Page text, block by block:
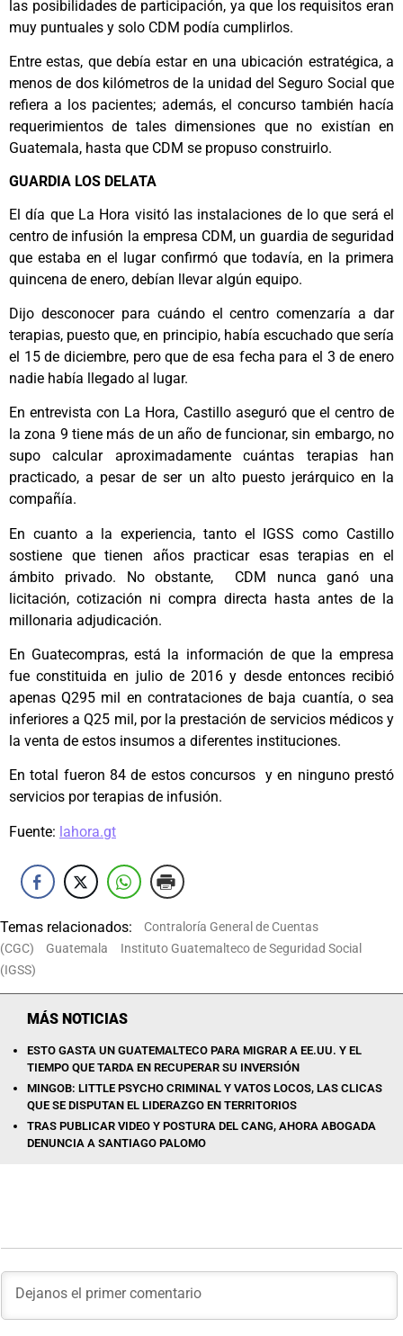
las posibilidades de participación, ya que los requisitos eran
muy puntuales y solo CDM podía cumplirlos.
Entre estas, que debía estar en una ubicación estratégica, a
menos de dos kilómetros de la unidad del Seguro Social que
refiera a los pacientes; además, el concurso también hacía
requerimientos de tales dimensiones que no existían en
Guatemala, hasta que CDM se propuso construirlo.
GUARDIA LOS DELATA
El día que La Hora visitó las instalaciones de lo que será el
centro de infusión la empresa CDM, un guardia de seguridad
que estaba en el lugar confirmó que todavía, en la primera
quincena de enero, debían llevar algún equipo.
Dijo desconocer para cuándo el centro comenzaría a dar
terapias, puesto que, en principio, había escuchado que sería
el 15 de diciembre, pero que de esa fecha para el 3 de enero
nadie había llegado al lugar.
En entrevista con La Hora, Castillo aseguró que el centro de
la zona 9 tiene más de un año de funcionar, sin embargo, no
supo calcular aproximadamente cuántas terapias han
practicado, a pesar de ser un alto puesto jerárquico en la
compañía.
En cuanto a la experiencia, tanto el IGSS como Castillo
sostiene que tienen años practicar esas terapias en el
ámbito privado. No obstante, CDM nunca ganó una
licitación, cotización ni compra directa hasta antes de la
millonaria adjudicación.
En Guatecompras, está la información de que la empresa
fue constituida en julio de 2016 y desde entonces recibió
apenas Q295 mil en contrataciones de baja cuantía, o sea
inferiores a Q25 mil, por la prestación de servicios médicos y
la venta de estos insumos a diferentes instituciones.
En total fueron 84 de estos concursos y en ninguno prestó
servicios por terapias de infusión.
Fuente: lahora.gt
Temas relacionados:
Contraloría General de Cuentas
(CGC)
Guatemala
Instituto Guatemalteco de Seguridad Social
(IGSS)
MÁS NOTICIAS
ESTO GASTA UN GUATEMALTECO PARA MIGRAR A EE.UU. Y EL
TIEMPO QUE TARDA EN RECUPERAR SU INVERSIÓN
MINGOB: LITTLE PSYCHO CRIMINAL Y VATOS LOCOS, LAS CLICAS
QUE SE DISPUTAN EL LIDERAZGO EN TERRITORIOS
TRAS PUBLICAR VIDEO Y POSTURA DEL CANG, AHORA ABOGADA
DENUNCIA A SANTIAGO PALOMO